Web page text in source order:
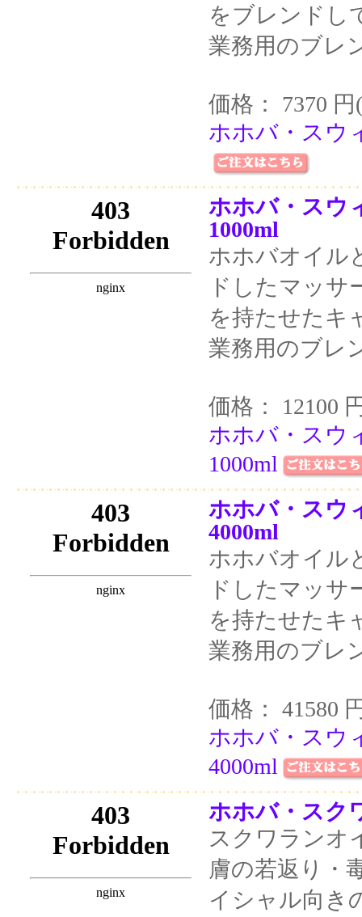
をブレンドし
業務用のブレ
価格： 7370
ホホバ・スウ
ホホバ・スウ
1000ml
ホホバオイル
ドしたマッサ
を持たせたキ
業務用のブレ
価格： 12100
ホホバ・スウ
1000ml
ホホバ・スウ
4000ml
ホホバオイル
ドしたマッサ
を持たせたキ
業務用のブレ
価格： 41580
ホホバ・スウ
4000ml
ホホバ・スク
スクワランオ
膚の若返り・
イシャル向き